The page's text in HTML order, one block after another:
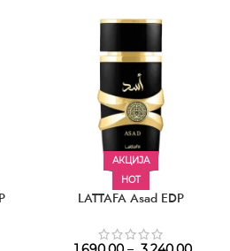
АКЦИЈА
HOT
LATTAFA Asad EDP